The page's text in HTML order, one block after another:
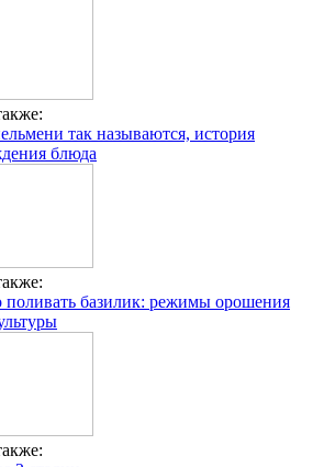
так называются, история
блюда
поливать базилик: режимы орошения